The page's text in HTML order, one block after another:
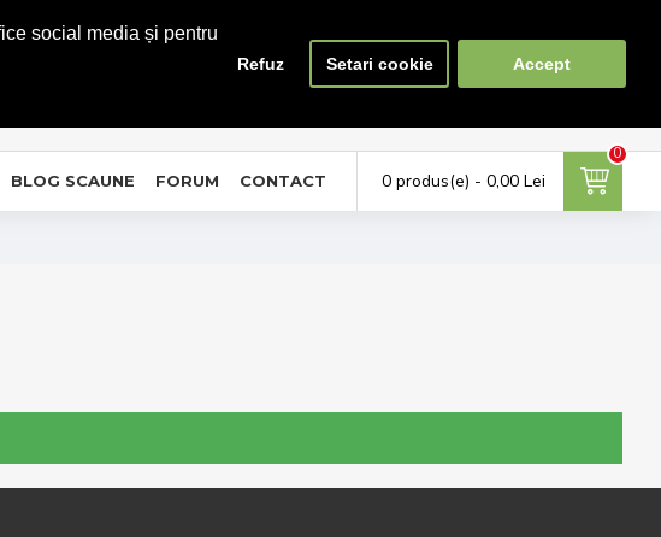
social media și pentru
Refuz Setari cookie Accept
Favorite Compara
0
BLOG SCAUNE FORUM CONTACT 0 produs(e) - 0,00 Lei
0